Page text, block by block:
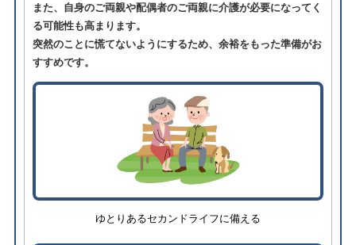
また、自身のご両親や配偶者のご両親に介護が必要になってく
る可能性も高まります。
突然のことに慌てないようにするため、余裕をもった準備がお
すすめです。
ゆとりあるセカンドライフに備える